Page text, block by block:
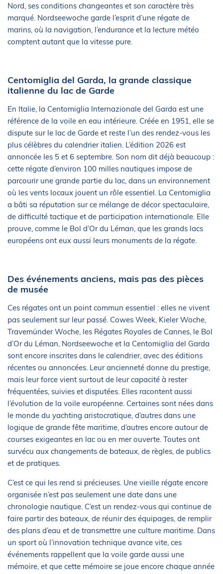
Nord, ses conditions changeantes et son caractère très
marqué. Nordseewoche garde l’esprit d’une régate de
marins, où la navigation, l’endurance et la lecture météo
comptent autant que la vitesse pure.
Centomiglia del Garda, la grande classique
italienne du lac de Garde
En Italie, la Centomiglia Internazionale del Garda est une
référence de la voile en eau intérieure. Créée en 1951, elle se
dispute sur le lac de Garde et reste l’un des rendez-vous les
plus célèbres du calendrier italien. L’édition 2026 est
annoncée les 5 et 6 septembre. Son nom dit déjà beaucoup :
cette régate d’environ 100 milles nautiques impose de
parcourir une grande partie du lac, dans un environnement
où les vents locaux jouent un rôle essentiel. La Centomiglia
a bâti sa réputation sur ce mélange de décor spectaculaire,
de difficulté tactique et de participation internationale. Elle
prouve, comme le Bol d’Or du Léman, que les grands lacs
européens ont eux aussi leurs monuments de la régate.
Des événements anciens, mais pas des pièces
de musée
Ces régates ont un point commun essentiel : elles ne vivent
pas seulement sur leur passé. Cowes Week, Kieler Woche,
Travemünder Woche, les Régates Royales de Cannes, le Bol
d’Or du Léman, Nordseewoche et la Centomiglia del Garda
sont encore inscrites dans le calendrier, avec des éditions
récentes ou annoncées. Leur ancienneté donne du prestige,
mais leur force vient surtout de leur capacité à rester
fréquentées, suivies et disputées. Elles racontent aussi
l’évolution de la voile européenne. Certaines sont nées dans
le monde du yachting aristocratique, d’autres dans une
logique de grande fête maritime, d’autres encore autour de
courses exigeantes en lac ou en mer ouverte. Toutes ont
survécu aux changements de bateaux, de règles, de publics
et de pratiques.
C’est ce qui les rend si précieuses. Une vieille régate encore
organisée n’est pas seulement une date dans une
chronologie nautique. C’est un rendez-vous qui continue de
faire partir des bateaux, de réunir des équipages, de remplir
des plans d’eau et de transmettre une culture maritime. Dans
un sport où l’innovation technique avance vite, ces
événements rappellent que la voile garde aussi une
mémoire, et que cette mémoire se joue encore chaque année